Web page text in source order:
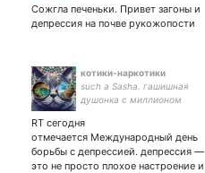
Сожгла печеньки. Привет загоны и
депрессия на почве рукожопости
котики-наркотики
such a Sasha. гашишная
душонка с миллионом
возможно отсутствием
души. не употребляйте это
хуевая идея. употребляйте
техно.
RT сегодня
отмечается Международный день
борьбы с депрессией. депрессия —
это не просто плохое настроение и